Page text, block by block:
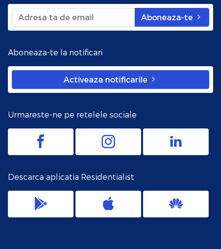
Aboneaza-te
Aboneaza-te la notificari
Activeaza notificarile
Urmareste-ne pe retelele sociale
Descarca aplicatia Residentialist